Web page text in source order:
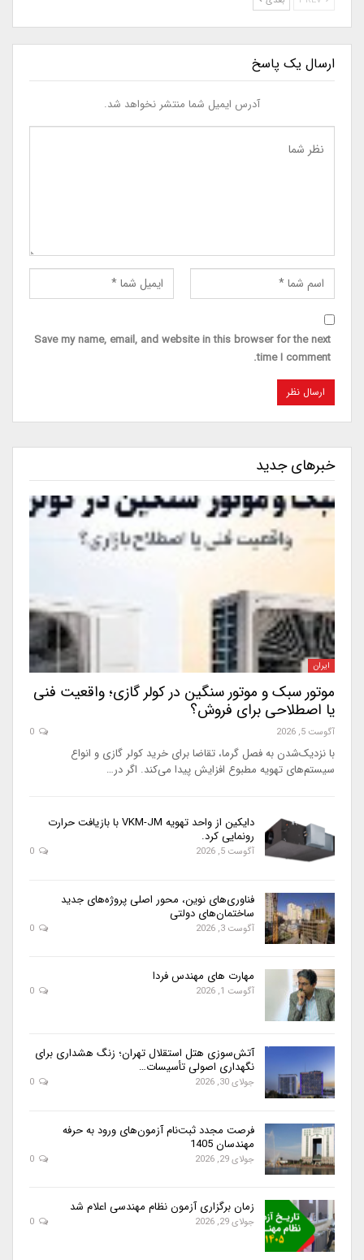
ارسال یک پاسخ
آدرس ایمیل شما منتشر نخواهد شد.
Save my name, email, and website in this browser for the next
time I comment.
خبرهای جدید
ایران
موتور سبک و موتور سنگین در کولر گازی؛ واقعیت فنی
یا اصطلاحی برای فروش؟
آگوست 5, 2026
با نزدیک‌شدن به فصل گرما، تقاضا برای خرید کولر گازی و انواع
سیستم‌های تهویه مطبوع افزایش پیدا می‌کند. اگر در…
دایکین از واحد تهویه VKM-JM با بازیافت حرارت
رونمایی کرد.
آگوست 5, 2026
فناوری‌های نوین، محور اصلی پروژه‌های جدید
ساختمان‌های دولتی
آگوست 3, 2026
مهارت های مهندس فردا
آگوست 1, 2026
آتش‌سوزی هتل استقلال تهران؛ زنگ هشداری برای
نگهداری اصولی تأسیسات…
جولای 30, 2026
فرصت مجدد ثبت‌نام آزمون‌های ورود به حرفه
مهندسان 1405
جولای 29, 2026
زمان برگزاری آزمون نظام مهندسی اعلام شد
جولای 29, 2026